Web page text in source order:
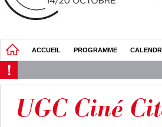
ACCUEIL PROGRAMME
UGC Ciné